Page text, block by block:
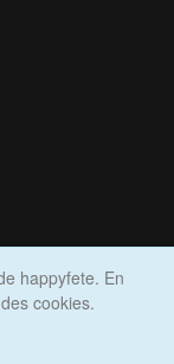
happyfete. En
cookies.